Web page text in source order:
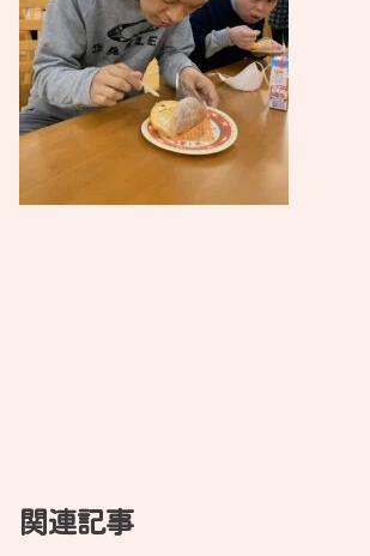
関連記事